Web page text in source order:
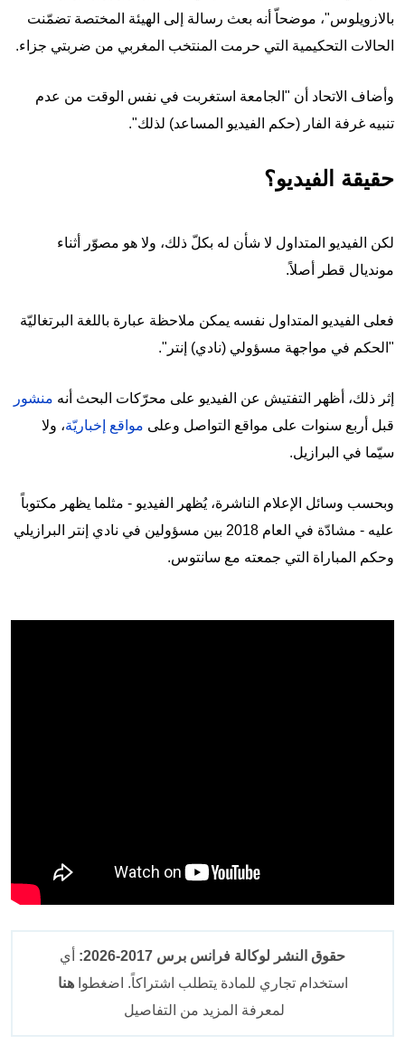
بالازويلوس"، موضحاّ أنه بعث رسالة إلى الهيئة المختصة تضمّنت
الحالات التحكيمية التي حرمت المنتخب المغربي من ضربتي جزاء.
وأضاف الاتحاد أن "الجامعة استغربت في نفس الوقت من عدم
تنبيه غرفة الفار (حكم الفيديو المساعد) لذلك".
حقيقة الفيديو؟
لكن الفيديو المتداول لا شأن له بكلّ ذلك، ولا هو مصوّر أثناء
مونديال قطر أصلاً.
فعلى الفيديو المتداول نفسه يمكن ملاحظة عبارة باللغة البرتغاليّة
"الحكم في مواجهة مسؤولي (نادي) إنتر".
إثر ذلك، أظهر التفتيش عن الفيديو على محرّكات البحث أنه منشور
قبل أربع سنوات على مواقع التواصل وعلى مواقع إخباريّة، ولا
سيّما في البرازيل.
وبحسب وسائل الإعلام الناشرة، يُظهر الفيديو - مثلما يظهر مكتوباً
عليه - مشادّة في العام 2018 بين مسؤولين في نادي إنتر البرازيلي
وحكم المباراة التي جمعته مع سانتوس.
حقوق النشر لوكالة فرانس برس 2017-2026:
أي
استخدام تجاري للمادة يتطلب اشتراكاً. اضغطواهنا
لمعرفة المزيد من التفاصيل